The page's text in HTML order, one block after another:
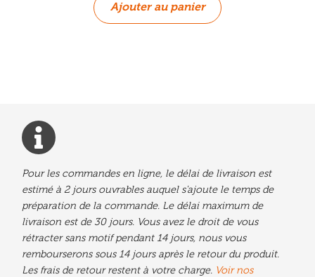
Ajouter au panier
Pour les commandes en ligne, le délai de livraison est
estimé à 2 jours ouvrables auquel s'ajoute le temps de
préparation de la commande. Le délai maximum de
livraison est de 30 jours. Vous avez le droit de vous
rétracter sans motif pendant 14 jours, nous vous
rembourserons sous 14 jours après le retour du produit.
Les frais de retour restent à votre charge. Voir nos